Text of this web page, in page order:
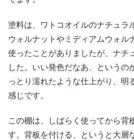
塗料は、ワトコオイルのナチュラ
ウォルナットやミディアムウォル
使ったことがありましたが、ナチ
した。いい発色だなあ、というの
っとり濡れたような仕上がり、明
感じです。
この棚は、しばらく使ってから背
す。背板を付ける、というと大層